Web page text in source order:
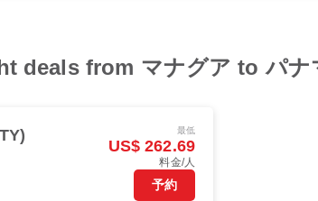
deals from マナグア to パナ
最低
US$ 262.69
料金/人
予約